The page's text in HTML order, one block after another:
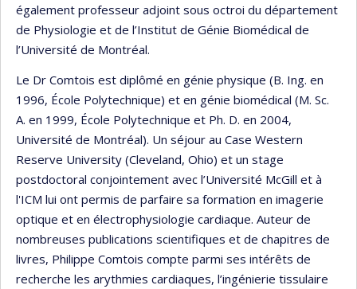
également professeur adjoint sous octroi du département
de Physiologie et de l’Institut de Génie Biomédical de
l’Université de Montréal.
Le Dr Comtois est diplômé en génie physique (B. Ing. en
1996, École Polytechnique) et en génie biomédical (M. Sc.
A. en 1999, École Polytechnique et Ph. D. en 2004,
Université de Montréal). Un séjour au Case Western
Reserve University (Cleveland, Ohio) et un stage
postdoctoral conjointement avec l’Université McGill et à
l'ICM lui ont permis de parfaire sa formation en imagerie
optique et en électrophysiologie cardiaque. Auteur de
nombreuses publications scientifiques et de chapitres de
livres, Philippe Comtois compte parmi ses intérêts de
recherche les arythmies cardiaques, l’ingénierie tissulaire